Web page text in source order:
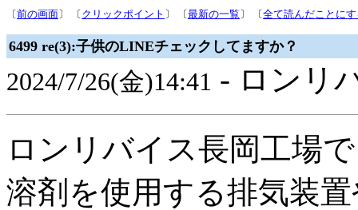
〔前の画面〕 〔 クリックポイント 〕 〔最新の一覧 〕 〔全て読んだことに
6499 re(3):子供のLINEチェックしてますか？
2024/7/26(金)14:41 - ロンリ
ロンリバイス長岡工場
溶剤を使用する排気装